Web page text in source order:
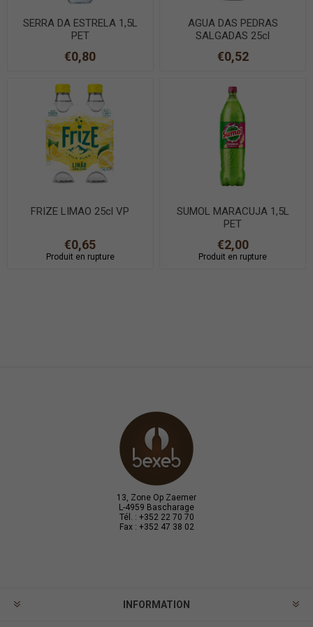
SERRA DA ESTRELA 1,5L
PET
€0,80
AGUA DAS PEDRAS
SALGADAS 25cl
€0,52
FRIZE LIMAO 25cl VP
€0,65
Produit en rupture
SUMOL MARACUJA 1,5L
PET
€2,00
Produit en rupture
13, Zone Op Zaemer
L-4959 Bascharage
Tél. : +352 22 70 70
Fax : +352 47 38 02
INFORMATION